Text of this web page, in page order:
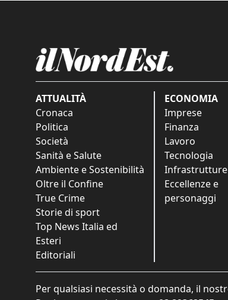
ATTUALITÀ
Cronaca
Politica
Società
Sanità e Salute
Ambiente e Sostenibilità
Oltre il Confine
True Crime
Storie di sport
Top News Italia ed
Esteri
Editoriali
ECONOMIA
Imprese
Finanza
Lavoro
Tecnologia
Infrastrutture
Eccellenze e
personaggi
Per qualsiasi necessità o domanda, il